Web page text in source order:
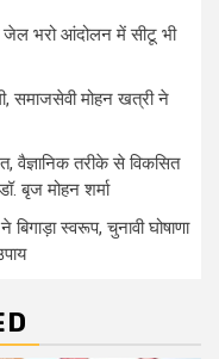
जेल भरो आंदोलन में सीटू भी
समाजसेवी मोहन खत्री ने
तरीके से विकसित
बृज मोहन शर्मा
स्वरूप, चुनावी घोषाणा